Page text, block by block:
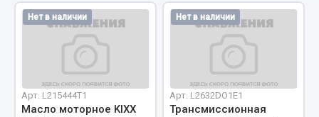
Амортизаторы для полуприцепов
Запчасти КамАЗ
Нет в наличии
Арт. L215444T1
Масло моторное KIXX
Нет в наличии
Арт. L2632DO1E1
Трансмиссионная